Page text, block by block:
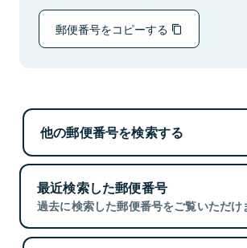
郵便番号をコピーする
他の郵便番号を検索する
最近検索した郵便番号
過去に検索した郵便番号をご覧いただけ